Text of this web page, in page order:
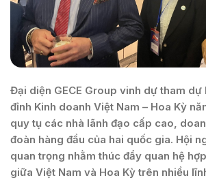
Đại diện GECE Group vinh dự tham dự
đỉnh Kinh doanh Việt Nam – Hoa Kỳ
quy tụ các nhà lãnh đạo cấp cao,
đoàn hàng đầu của hai quốc gia. Hội
quan trọng nhằm thúc đẩy quan hệ
giữa Việt Nam và Hoa Kỳ trên nhiều